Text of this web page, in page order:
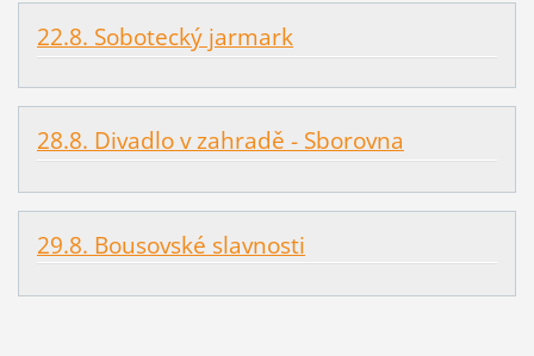
22.8. Sobotecký jarmark
28.8. Divadlo v zahradě - Sborovna
29.8. Bousovské slavnosti